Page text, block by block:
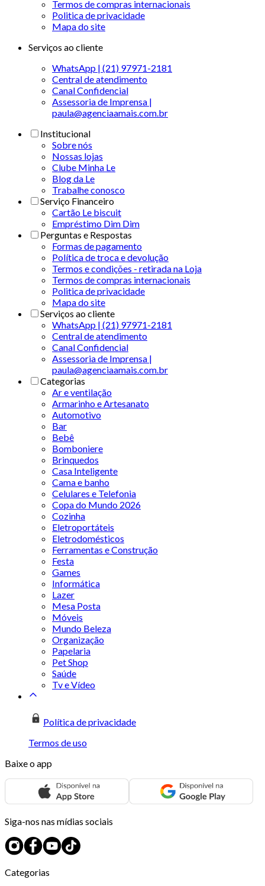
Termos de compras internacionais
Politica de privacidade
Mapa do site
Serviços ao cliente
WhatsApp | (21) 97971-2181
Central de atendimento
Canal Confidencial
Assessoria de Imprensa |
paula@agenciaamais.com.br
Institucional
Sobre nós
Nossas lojas
Clube Minha Le
Blog da Le
Trabalhe conosco
Serviço Financeiro
Cartão Le biscuit
Empréstimo Dim Dim
Perguntas e Respostas
Formas de pagamento
Política de troca e devolução
Termos e condições - retirada na Loja
Termos de compras internacionais
Politica de privacidade
Mapa do site
Serviços ao cliente
WhatsApp | (21) 97971-2181
Central de atendimento
Canal Confidencial
Assessoria de Imprensa |
paula@agenciaamais.com.br
Categorias
Ar e ventilação
Armarinho e Artesanato
Automotivo
Bar
Bebê
Bomboniere
Brinquedos
Casa Inteligente
Cama e banho
Celulares e Telefonia
Copa do Mundo 2026
Cozinha
Eletroportáteis
Eletrodomésticos
Ferramentas e Construção
Festa
Games
Informática
Lazer
Mesa Posta
Móveis
Mundo Beleza
Organização
Papelaria
Pet Shop
Saúde
Tv e Vídeo
Política de privacidade
Termos de uso
Baixe o app
Siga-nos nas mídias sociais
Categorias